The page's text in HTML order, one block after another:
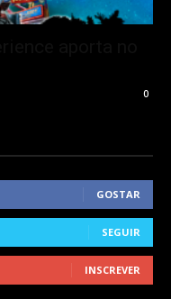
0
GOSTAR
SEGUIR
INSCREVER